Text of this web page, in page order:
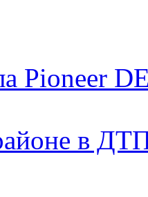
Pioneer
в